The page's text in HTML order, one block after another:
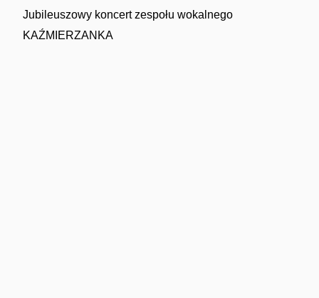
Jubileuszowy koncert zespołu wokalnego
KAŹMIERZANKA